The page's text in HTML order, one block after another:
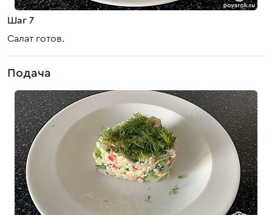
Шаг 7
Салат готов.
Подача